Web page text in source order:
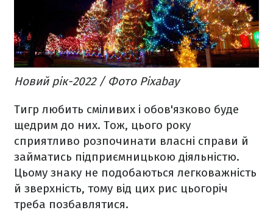
Новий рік-2022 / Фото Pixabay
Тигр любить сміливих і обов'язково буде
щедрим до них. Тож, цього року
сприятливо розпочинати власні справи й
займатись підприємницькою діяльністю.
Цьому знаку не подобаються легковажність
й зверхність, тому від цих рис цьогоріч
треба позбавлятися.